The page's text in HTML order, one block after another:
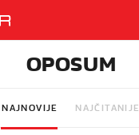
OPOSUM
NAJNOVIJE NAJČITANIJE